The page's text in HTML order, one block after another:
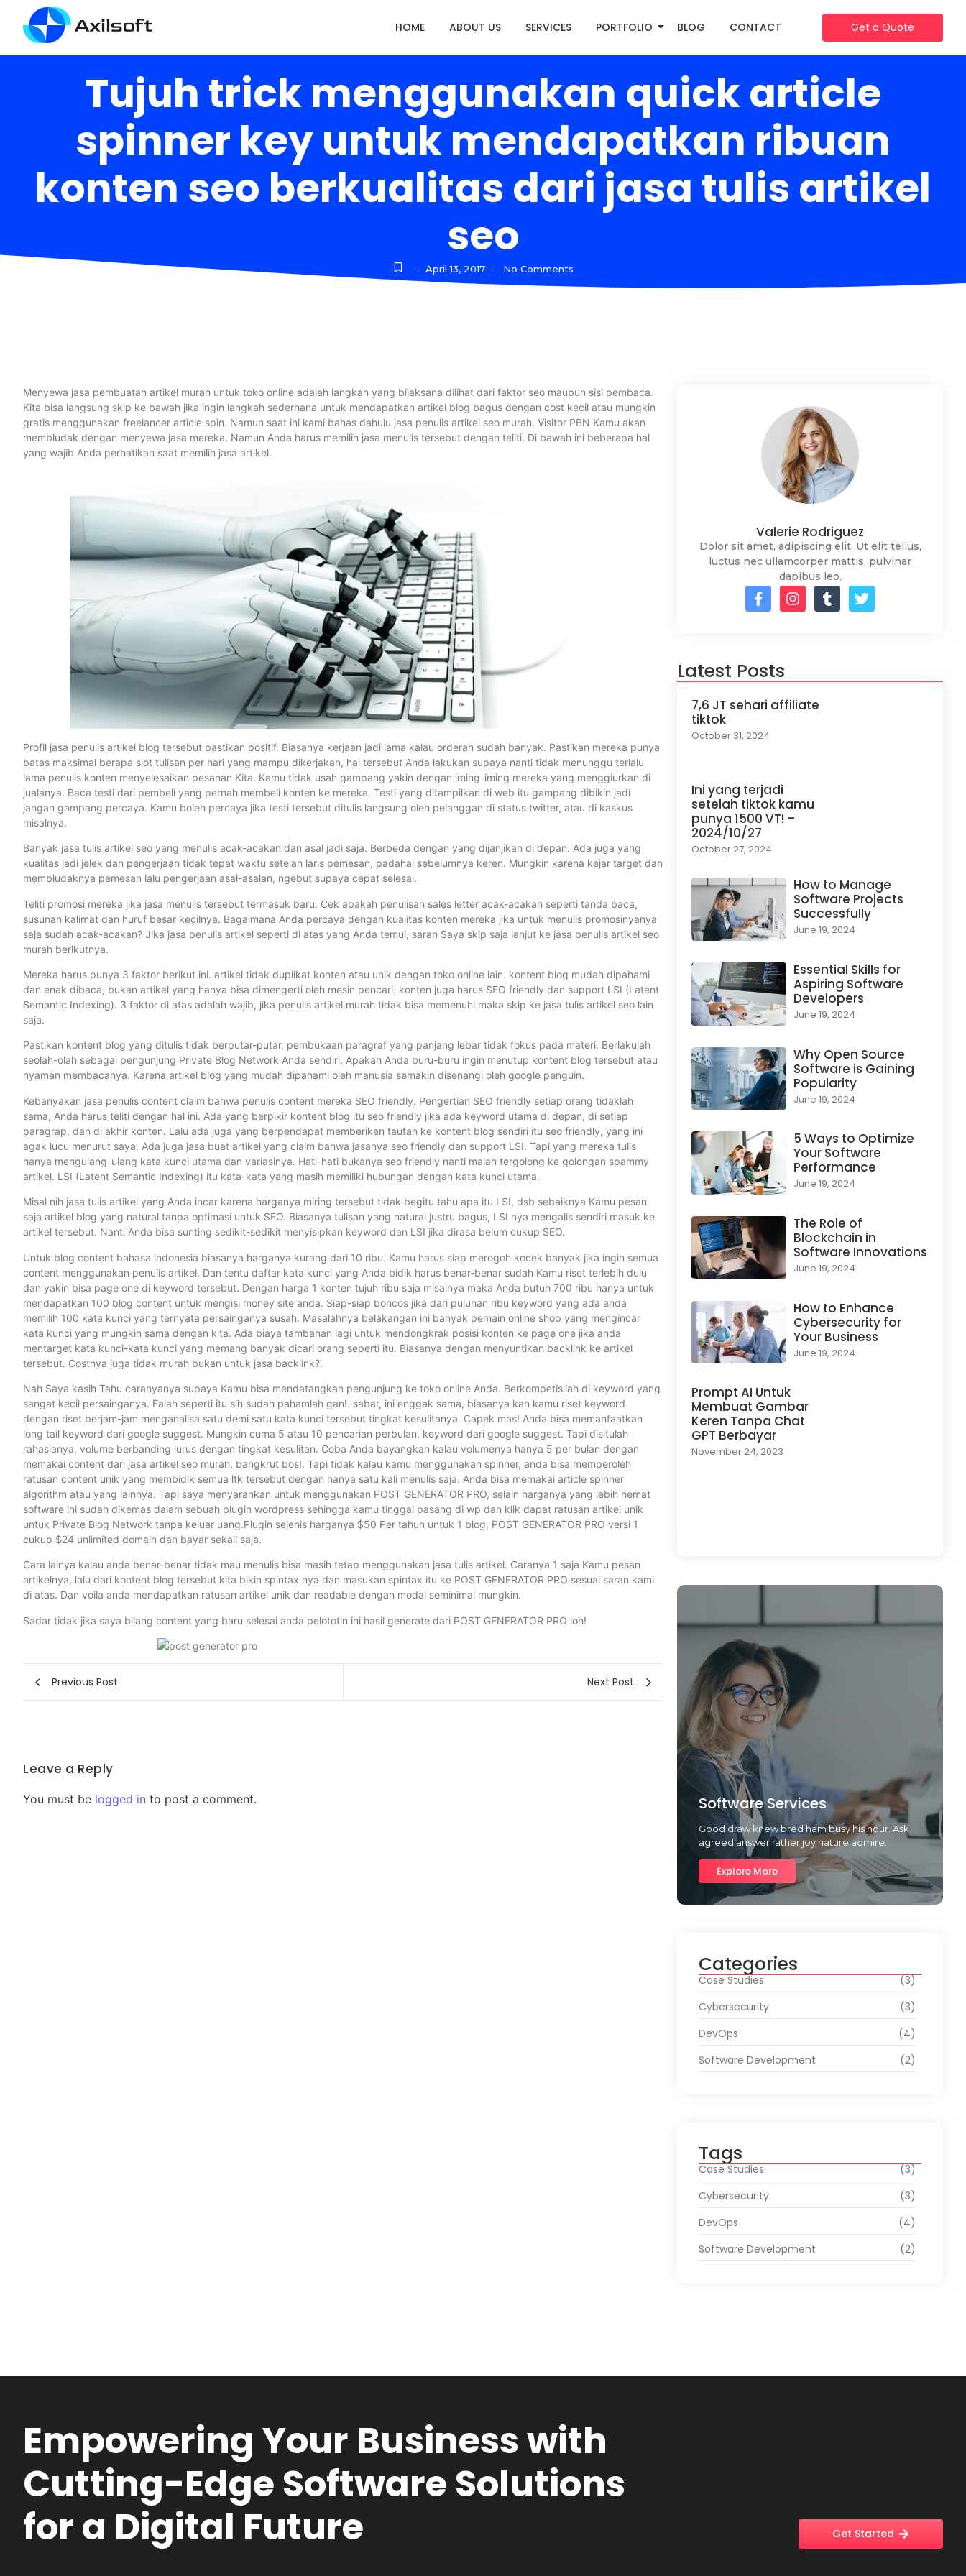
HOME ABOUT US SERVICES PORTFOLIO BLOG CONTACT Get a Quote
Tujuh trick menggunakan quick article
spinner key untuk mendapatkan ribuan
konten seo berkualitas dari jasa tulis artikel
seo
- April 13, 2017 - No Comments
Menyewa jasa pembuatan artikel murah untuk toko online adalah langkah yang bijaksana dilihat dari faktor seo maupun sisi pembaca.
Kita bisa langsung skip ke bawah jika ingin langkah sederhana untuk mendapatkan artikel blog bagus dengan cost kecil atau mungkin
gratis menggunakan freelancer article spin. Namun saat ini kami bahas dahulu jasa penulis artikel seo murah. Visitor PBN Kamu akan
membludak dengan menyewa jasa mereka. Namun Anda harus memilih jasa menulis tersebut dengan teliti. Di bawah ini beberapa hal
yang wajib Anda perhatikan saat memilih jasa artikel.
Profil jasa penulis artikel blog tersebut pastikan positif. Biasanya kerjaan jadi lama kalau orderan sudah banyak. Pastikan mereka punya
batas maksimal berapa slot tulisan per hari yang mampu dikerjakan, hal tersebut Anda lakukan supaya nanti tidak menunggu terlalu
lama penulis konten menyelesaikan pesanan Kita. Kamu tidak usah gampang yakin dengan iming-iming mereka yang menggiurkan di
jualanya. Baca testi dari pembeli yang pernah membeli konten ke mereka. Testi yang ditampilkan di web itu gampang dibikin jadi
jangan gampang percaya. Kamu boleh percaya jika testi tersebut ditulis langsung oleh pelanggan di status twitter, atau di kaskus
misalnya.
Banyak jasa tulis artikel seo yang menulis acak-acakan dan asal jadi saja. Berbeda dengan yang dijanjikan di depan. Ada juga yang
kualitas jadi jelek dan pengerjaan tidak tepat waktu setelah laris pemesan, padahal sebelumnya keren. Mungkin karena kejar target dan
membludaknya pemesan lalu pengerjaan asal-asalan, ngebut supaya cepat selesai.
Teliti promosi mereka jika jasa menulis tersebut termasuk baru. Cek apakah penulisan sales letter acak-acakan seperti tanda baca,
susunan kalimat dan huruf besar kecilnya. Bagaimana Anda percaya dengan kualitas konten mereka jika untuk menulis promosinyanya
saja sudah acak-acakan? Jika jasa penulis artikel seperti di atas yang Anda temui, saran Saya skip saja lanjut ke jasa penulis artikel seo
murah berikutnya.
Mereka harus punya 3 faktor berikut ini. artikel tidak duplikat konten atau unik dengan toko online lain. kontent blog mudah dipahami
dan enak dibaca, bukan artikel yang hanya bisa dimengerti oleh mesin pencari. konten juga harus SEO friendly dan support LSI (Latent
Semantic Indexing). 3 faktor di atas adalah wajib, jika penulis artikel murah tidak bisa memenuhi maka skip ke jasa tulis artikel seo lain
saja.
Pastikan kontent blog yang ditulis tidak berputar-putar, pembukaan paragraf yang panjang lebar tidak fokus pada materi. Berlakulah
seolah-olah sebagai pengunjung Private Blog Network Anda sendiri, Apakah Anda buru-buru ingin menutup kontent blog tersebut atau
nyaman membacanya. Karena artikel blog yang mudah dipahami oleh manusia semakin disenangi oleh google penguin.
Kebanyakan jasa penulis content claim bahwa penulis content mereka SEO friendly. Pengertian SEO friendly setiap orang tidaklah
sama, Anda harus teliti dengan hal ini. Ada yang berpikir kontent blog itu seo friendly jika ada keyword utama di depan, di setiap
paragrap, dan di akhir konten. Lalu ada juga yang berpendapat memberikan tautan ke kontent blog sendiri itu seo friendly, yang ini
agak lucu menurut saya. Ada juga jasa buat artikel yang claim bahwa jasanya seo friendly dan support LSI. Tapi yang mereka tulis
hanya mengulang-ulang kata kunci utama dan variasinya. Hati-hati bukanya seo friendly nanti malah tergolong ke golongan spammy
artikel. LSI (Latent Semantic Indexing) itu kata-kata yang masih memiliki hubungan dengan kata kunci utama.
Misal nih jasa tulis artikel yang Anda incar karena harganya miring tersebut tidak begitu tahu apa itu LSI, dsb sebaiknya Kamu pesan
saja artikel blog yang natural tanpa optimasi untuk SEO. Biasanya tulisan yang natural justru bagus, LSI nya mengalis sendiri masuk ke
artikel tersebut. Nanti Anda bisa sunting sedikit-sedikit menyisipkan keyword dan LSI jika dirasa belum cukup SEO.
Untuk blog content bahasa indonesia biasanya harganya kurang dari 10 ribu. Kamu harus siap merogoh kocek banyak jika ingin semua
content menggunakan penulis artikel. Dan tentu daftar kata kunci yang Anda bidik harus benar-benar sudah Kamu riset terlebih dulu
dan yakin bisa page one di keyword tersebut. Dengan harga 1 konten tujuh ribu saja misalnya maka Anda butuh 700 ribu hanya untuk
mendapatkan 100 blog content untuk mengisi money site anda. Siap-siap boncos jika dari puluhan ribu keyword yang ada anda
memilih 100 kata kunci yang ternyata persainganya susah. Masalahnya belakangan ini banyak pemain online shop yang mengincar
kata kunci yang mungkin sama dengan kita. Ada biaya tambahan lagi untuk mendongkrak posisi konten ke page one jika anda
mentarget kata kunci-kata kunci yang memang banyak dicari orang seperti itu. Biasanya dengan menyuntikan backlink ke artikel
tersebut. Costnya juga tidak murah bukan untuk jasa backlink?.
Nah Saya kasih Tahu caranyanya supaya Kamu bisa mendatangkan pengunjung ke toko online Anda. Berkompetisilah di keyword yang
sangat kecil persainganya. Ealah seperti itu sih sudah pahamlah gan!. sabar, ini enggak sama, biasanya kan kamu riset keyword
dengan riset berjam-jam menganalisa satu demi satu kata kunci tersebut tingkat kesulitanya. Capek mas! Anda bisa memanfaatkan
long tail keyword dari google suggest. Mungkin cuma 5 atau 10 pencarian perbulan, keyword dari google suggest. Tapi disitulah
rahasianya, volume berbanding lurus dengan tingkat kesulitan. Coba Anda bayangkan kalau volumenya hanya 5 per bulan dengan
memakai content dari jasa artikel seo murah, bangkrut bos!. Tapi tidak kalau kamu menggunakan spinner, anda bisa memperoleh
ratusan content unik yang membidik semua ltk tersebut dengan hanya satu kali menulis saja. Anda bisa memakai article spinner
algorithm atau yang lainnya. Tapi saya menyarankan untuk menggunakan POST GENERATOR PRO, selain harganya yang lebih hemat
software ini sudah dikemas dalam sebuah plugin wordpress sehingga kamu tinggal pasang di wp dan klik dapat ratusan artikel unik
untuk Private Blog Network tanpa keluar uang.Plugin sejenis harganya $50 Per tahun untuk 1 blog, POST GENERATOR PRO versi 1
cukup $24 unlimited domain dan bayar sekali saja.
Cara lainya kalau anda benar-benar tidak mau menulis bisa masih tetap menggunakan jasa tulis artikel. Caranya 1 saja Kamu pesan
artikelnya, lalu dari kontent blog tersebut kita bikin spintax nya dan masukan spintax itu ke POST GENERATOR PRO sesuai saran kami
di atas. Dan voila anda mendapatkan ratusan artikel unik dan readable dengan modal seminimal mungkin.
Sadar tidak jika saya bilang content yang baru selesai anda pelototin ini hasil generate dari POST GENERATOR PRO loh!
Previous Post Next Post
Leave a Reply
You must be logged in to post a comment.
Valerie Rodriguez
Dolor sit amet, adipiscing elit. Ut elit tellus,
luctus nec ullamcorper mattis, pulvinar
dapibus leo.
Latest Posts
7,6 JT sehari affiliate
tiktok
October 31, 2024
Ini yang terjadi
setelah tiktok kamu
punya 1500 VT! –
2024/10/27
October 27, 2024
How to Manage
Software Projects
Successfully
June 19, 2024
Essential Skills for
Aspiring Software
Developers
June 19, 2024
Why Open Source
Software is Gaining
Popularity
June 19, 2024
5 Ways to Optimize
Your Software
Performance
June 19, 2024
The Role of
Blockchain in
Software Innovations
June 19, 2024
How to Enhance
Cybersecurity for
Your Business
June 19, 2024
Prompt AI Untuk
Membuat Gambar
Keren Tanpa Chat
GPT Berbayar
November 24, 2023
Software Services
Good draw knew bred ham busy his hour. Ask
agreed answer rather joy nature admire.
Explore More
Categories
Case Studies
(3)
Cybersecurity
(3)
DevOps
(4)
Software Development
(2)
Tags
Case Studies
(3)
Cybersecurity
(3)
DevOps
(4)
Software Development
(2)
Empowering Your Business with
Cutting-Edge Software Solutions
for a Digital Future
Get Started